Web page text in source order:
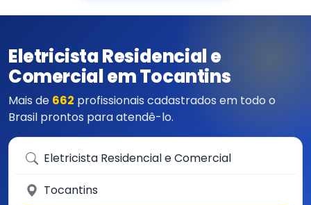
Eletricista Residencial e
Comercial em Tocantins
Mais de 662 profissionais cadastrados em todo o
Brasil prontos para atendê-lo.
Que serviço você precisa?
Em qual cidade?